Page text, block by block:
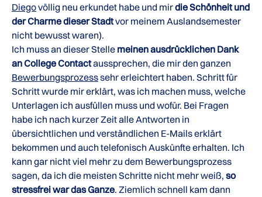
Diegovöllig neu erkundet habe und mirdie Schönheit und
der Charme dieser Stadtvor meinem Auslandsemester
nicht bewusst waren).
Ich muss an dieser Stelle meinen ausdrücklichen Dank
an College Contactaussprechen, die mir den ganzen
Bewerbungsprozesssehr erleichtert haben. Schritt für
Schritt wurde mir erklärt, was ich machen muss, welche
Unterlagen ich ausfüllen muss und wofür. Bei Fragen
habe ich nach kurzer Zeit alle Antworten in
übersichtlichen und verständlichen E-Mails erklärt
bekommen und auch telefonisch Auskünfte erhalten. Ich
kann gar nicht viel mehr zu dem Bewerbungsprozess
sagen, da ich die meisten Schritte nicht mehr weiß, so
stressfrei war das Ganze. Ziemlich schnell kam dann